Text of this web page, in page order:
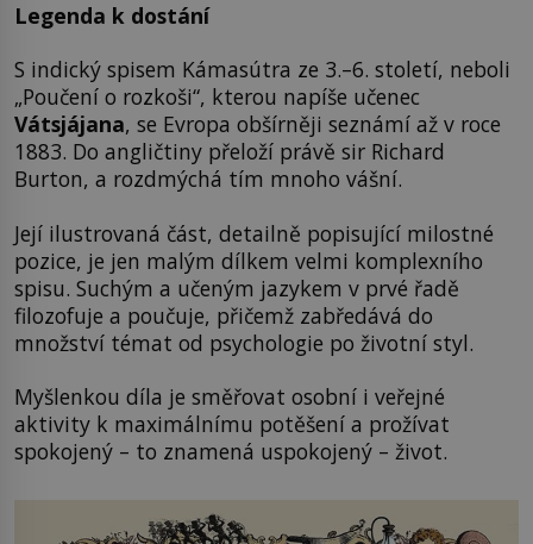
Legenda k dostání
S indický spisem Kámasútra ze 3.–6. století, neboli
„Poučení o rozkoši“, kterou napíše učenec
Vátsjájana, se Evropa obšírněji seznámí až v roce
1883. Do angličtiny přeloží právě sir Richard
Burton, a rozdmýchá tím mnoho vášní.
Její ilustrovaná část, detailně popisující milostné
pozice, je jen malým dílkem velmi komplexního
spisu. Suchým a učeným jazykem v prvé řadě
filozofuje a poučuje, přičemž zabředává do
množství témat od psychologie po životní styl.
Myšlenkou díla je směřovat osobní i veřejné
aktivity k maximálnímu potěšení a prožívat
spokojený – to znamená uspokojený – život.